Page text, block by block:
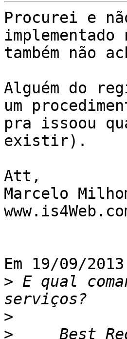
Procurei e
implementado
também não
Alguém do
um
pra issoou
existir).
Att,
Marcelo
Em 19/09/
> E qual
>
>